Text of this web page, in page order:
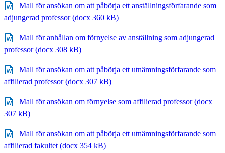
Mall för ansökan om att påbörja ett anställningsförfarande som
adjungerad professor (docx 360 kB)
Mall för anhållan om förnyelse av anställning som adjungerad
professor (docx 308 kB)
Mall för ansökan om att påbörja ett utnämningsförfarande som
affilierad professor (docx 307 kB)
Mall för ansökan om förnyelse som affilierad professor (docx
307 kB)
Mall för ansökan om att påbörja ett utnämningsförfarande som
affilierad fakultet (docx 354 kB)